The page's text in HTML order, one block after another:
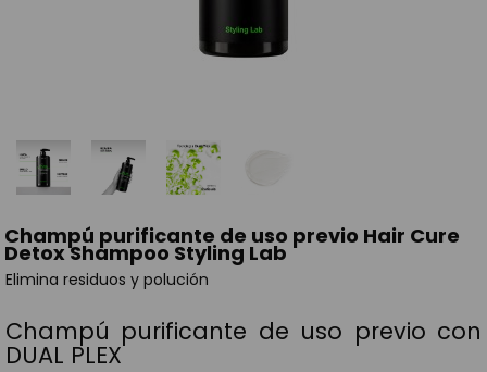
Champú purificante de uso previo Hair Cure
Detox Shampoo Styling Lab
Elimina residuos y polución
Champú purificante de uso previo con
DUAL PLEX